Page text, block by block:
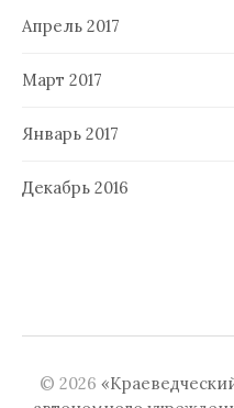
Апрель 2017
Март 2017
Январь 2017
Декабрь 2016
© 2026